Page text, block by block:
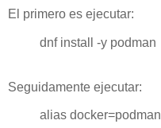
El primero es ejecutar:
dnf install -y podman
Seguidamente ejecutar:
alias docker=podman